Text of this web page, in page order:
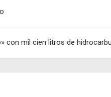
con mil cien litros de